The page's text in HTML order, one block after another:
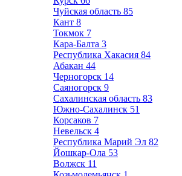
Чуйская область 85
Кант 8
Токмок 7
Кара-Балта 3
Республика Хакасия 84
Абакан 44
Черногорск 14
Саяногорск 9
Сахалинская область 83
Южно-Сахалинск 51
Корсаков 7
Невельск 4
Республика Марий Эл 82
Йошкар-Ола 53
Волжск 11